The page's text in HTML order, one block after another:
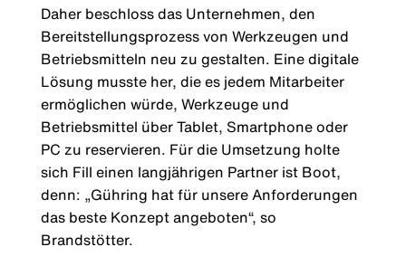
Daher beschloss das Unternehmen, den
Bereitstellungsprozess von Werkzeugen und
Betriebsmitteln neu zu gestalten. Eine digitale
Lösung musste her, die es jedem Mitarbeiter
ermöglichen würde, Werkzeuge und
Betriebsmittel über Tablet, Smartphone oder
PC zu reservieren. Für die Umsetzung holte
sich Fill einen langjährigen Partner ist Boot,
denn: „Gühring hat für unsere Anforderungen
das beste Konzept angeboten“, so
Brandstötter.